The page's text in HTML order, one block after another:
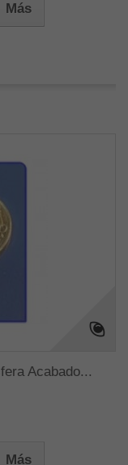
Más
Acabado...
Más